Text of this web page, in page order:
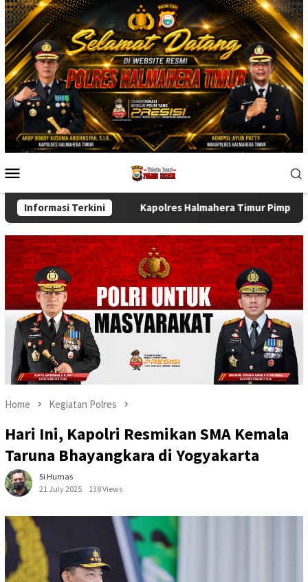
Skip
to
content
Menu
Informasi TerkiniKapolres Halmahera Timur Pimpin Sertijab
Home Kegiatan Polres
Hari Ini, Kapolri Resmikan SMA Kemala
Taruna Bhayangkara di Yogyakarta
Si Humas
21 July 2025
138 Views